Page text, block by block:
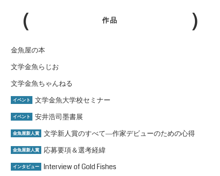
作品
金魚屋の本
文学金魚らじお
文学金魚ちゃんねる
イベント 文学金魚大学校セミナー
イベント 安井浩司墨書展
金魚屋新人賞 文学新人賞のすべて―作家デビューのための心得
金魚屋新人賞 応募要項＆選考経緯
インタビュー Interview of Gold Fishes